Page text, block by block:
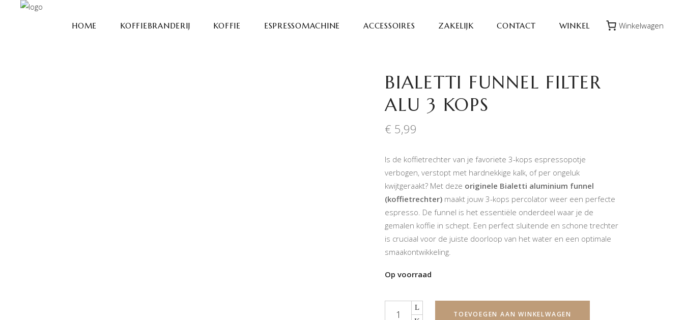
HOME KOFFIEBRANDERIJ KOFFIE ESPRESSOMACHINE ACCESSOIRES ZAKELIJK CONTACT WINKEL Winkelwagen
BIALETTI FUNNEL FILTER
ALU 3 KOPS
€ 5,99
Is de koffietrechter van je favoriete 3-kops espressopotje
verbogen, verstopt met hardnekkige kalk, of per ongeluk
kwijtgeraakt? Met deze originele Bialetti aluminium funnel
(koffietrechter) maakt jouw 3-kops percolator weer een perfecte
espresso. De funnel is het essentiële onderdeel waar je de
gemalen koffie in schept. Een perfect sluitende en schone trechter
is cruciaal voor de juiste doorloop van het water en een optimale
smaakontwikkeling.
Op voorraad
TOEVOEGEN AAN WINKELWAGEN